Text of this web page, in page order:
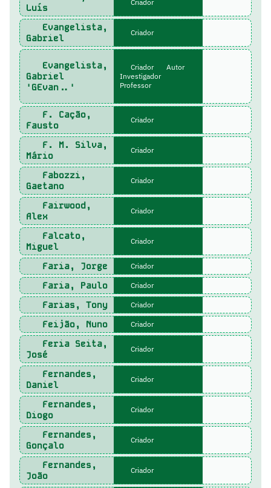
Luís
Criador
Evangelista,
Gabriel
Criador
Evangelista,
Gabriel
'GEvan..'
Criador
Autor
Investigador
Professor
F. Cação,
Fausto
Criador
F. M. Silva,
Mário
Criador
Fabozzi,
Gaetano
Criador
Fairwood,
Alex
Criador
Falcato,
Miguel
Criador
Faria, Jorge Criador
Faria, Paulo Criador
Farias, Tony Criador
Feijão, Nuno Criador
Feria Seita,
José
Criador
Fernandes,
Daniel
Criador
Fernandes,
Diogo
Criador
Fernandes,
Gonçalo
Criador
Fernandes,
João
Criador